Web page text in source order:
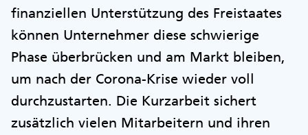
finanziellen Unterstützung des Freistaates
können Unternehmer diese schwierige
Phase überbrücken und am Markt bleiben,
um nach der Corona-Krise wieder voll
durchzustarten. Die Kurzarbeit sichert
zusätzlich vielen Mitarbeitern und ihren